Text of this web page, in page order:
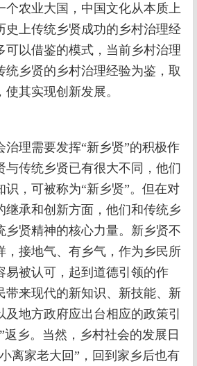
个农业大国，中国文化从本质上
史上传统乡贤成功的乡村治理经
可以借鉴的模式，当前乡村治理
统乡贤的乡村治理经验为鉴，取
其实现创新发展。
治理需要发挥“新乡贤”的积极作
与传统乡贤已有很大不同，他们
识，可被称为“新乡贤”。但在对
继承和创新方面，他们和传统乡
乡贤精神的核心力量。新乡贤不
，接地气、有乡气，作为乡民所
易被认可，起到道德引领的作
带来现代的新知识、新技能、新
地方政府应出台相应的政策引
返乡。当然，乡村社会的发展日
离家老大回”，回到家乡后也有